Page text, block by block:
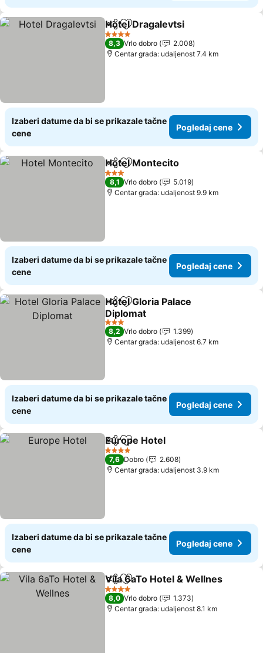
Deli Dodati u favorite
Hotel Dragalevtsi
4 Zvezdice
8,3 Vrlo dobro
2.008
Centar grada: udaljenost 7.4 km
Izaberi datume da bi se prikazale tačne
cene
Pogledaj cene
Deli Dodati u favorite
Hotel Montecito
3 Zvezdice
8,1 Vrlo dobro
5.019
Centar grada: udaljenost 9.9 km
Izaberi datume da bi se prikazale tačne
cene
Pogledaj cene
Deli Dodati u favorite
Hotel Gloria Palace
Diplomat
Pogledaj cene
3 Zvezdice
8,2 Vrlo dobro
1.399
Centar grada: udaljenost 6.7 km
Izaberi datume da bi se prikazale tačne
cene
Pogledaj cene
Deli Dodati u favorite
Europe Hotel
4 Zvezdice
7,6 Dobro
2.608
Centar grada: udaljenost 3.9 km
Izaberi datume da bi se prikazale tačne
cene
Pogledaj cene
Deli Dodati u favorite
Vila 6aTo Hotel & Wellnes
4 Zvezdice
8,0 Vrlo dobro
1.373
Centar grada: udaljenost 8.1 km